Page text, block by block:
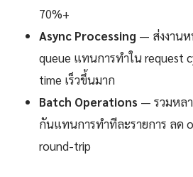
70%+
Async Processing — ส่งงานห
queue แทนการทำใน request
time เร็วขึ้นมาก
Batch Operations — รวมหล
กันแทนการทำทีละรายการ ลด
round-trip